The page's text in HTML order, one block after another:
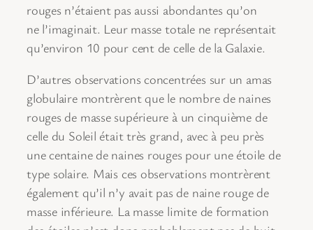
rouges n’étaient pas aussi abondantes qu’on
ne l’imaginait. Leur masse totale ne représentait
qu’environ 10 pour cent de celle de la Galaxie.
D’autres observations concentrées sur un amas
globulaire montrèrent que le nombre de naines
rouges de masse supérieure à un cinquième de
celle du Soleil était très grand, avec à peu près
une centaine de naines rouges pour une étoile de
type solaire. Mais ces observations montrèrent
également qu’il n’y avait pas de naine rouge de
masse inférieure. La masse limite de formation